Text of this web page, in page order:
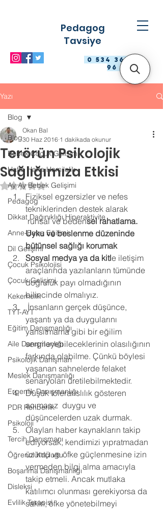
0 534 363 98
96
Pedagog
Tavsiye
Yazı
Blog
Bebek Çocuk Gelişimi
Hafta Hafta Hamilelik
Ay Ay Bebek Gelişimi
Pedagog
Dikkat Dağınıklığı Hiperaktivite
Anne-Baba Eğitimi
Dil Gelişimi
Çocuk Psikolojisi
Çocuk Gelişimi
Kekemelik
TYT-AYT
Eğitim Danışmanlığı
Aile Danışmanlığı
Psikolojik Danışman
Meslek Danışmanlığı
Ergenlik Danışmanlığı
PDR Rehberlik
Psikoloji
Tercih Danışmanı
Öğrenci Koçluğu
Boşanma Danışmanlığı
Disleksi
Evlilik Terapisi
Blog
Terörün Psikolojik
Sağlığımıza Etkisi
Okan Bal
30 Haz 2016 1 dakikada okunur
5 üzerinden NaN yıldız
Fiziksel egzersizler ve nefes
tekniklerinden destek alarak
ruhsal ve bedensel rahatlama.
Uyku ve beslenme düzeninde
bütünsel sağlığı korumak
Sosyal medya ya da kitle iletişim
araçlarında yazılanların tümünde
doğruluk payı olmadığının
bilincinde olmalıyız.
İnsanların gerçek düşünce,
yaşantı ya da duygularını
yansıtmama gibi bir eğilim
sergileyebileceklerinin olasılığının
farkında olabilme. Çünkü böylesi
yaşanan sahnelerde felaket
senaryoları üretilebilmektedir.
Düşük toleranslılık gösteren
acımasız  duygu ve
düşüncelerden uzak durmak.
Olayları haber kaynakların takip
ediyorsak, kendimizi yıpratmadan
üzüntü ve öfke güçlenmesine izin
vermeden bilgi alma amacıyla
takip etmeli. Ancak mutlaka
katılımcı olunması gerekiyorsa da
sakin, öfke yönetebilmeyi